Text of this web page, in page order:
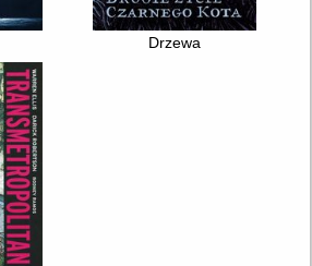
Drzewa